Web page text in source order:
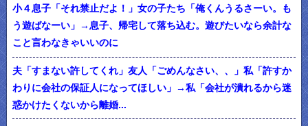
小４息子「それ禁止だよ！」女の子たち「俺くんうるさーい。も
う遊ばなーい」→息子、帰宅して落ち込む。遊びたいなら余計な
こと言わなきゃいいのに
夫「すまない許してくれ」友人「ごめんなさい、、」私「許すか
わりに会社の保証人になってほしい」→私「会社が潰れるから迷
惑かけたくないから離婚...